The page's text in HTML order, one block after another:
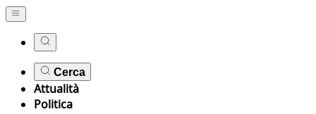
Cerca
Attualità
Politica